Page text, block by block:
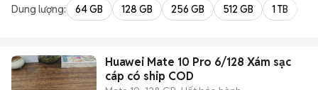
Dung lượng: 64 GB 128 GB 256 GB 512 GB 1 TB
Huawei Mate 10 Pro 6/128 Xám sạc
cáp có ship COD